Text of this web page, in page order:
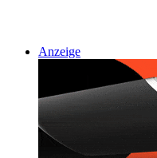
Anzeige